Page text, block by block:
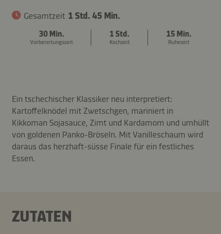
Gesamtzeit 1 Std. 45 Min.
30 Min.
Vorbereitungszeit
1 Std.
Kochzeit
15 Min.
Ruhezeit
Ein tschechischer Klassiker neu interpretiert:
Kartoffelknödel mit Zwetschgen, mariniert in
Kikkoman Sojasauce, Zimt und Kardamom und umhüllt
von goldenen Panko-Bröseln. Mit Vanilleschaum wird
daraus das herzhaft-süsse Finale für ein festliches
Essen.
ZUTATEN